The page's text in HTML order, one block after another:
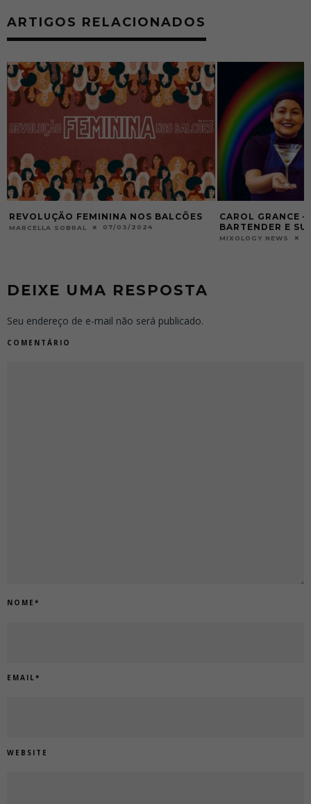
ARTIGOS RELACIONADOS
CAROL GRANCE – CONHEÇA SUA
BARTENDER E SUA RECEITA
NAYARA BECELI
BARTENDER E
MIXOLOGY NEWS
DEIXE UMA RESPOSTA
Seu endereço de e-mail não será publicado.
COMENTÁRIO
NOME *
EMAIL *
WEBSITE